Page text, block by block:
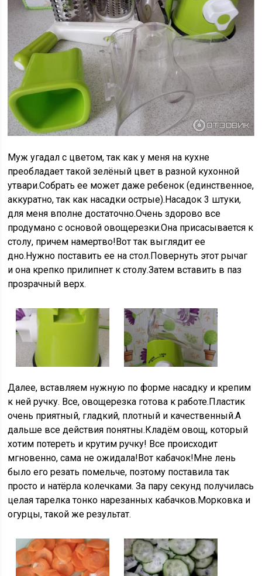
Муж угадал с цветом, так как у меня на кухне
преобладает такой зелёный цвет в разной кухонной
утвари.Собрать ее может даже ребенок (единственное,
аккуратно, так как насадки острые).Насадок 3 штуки,
для меня вполне достаточно.Очень здорово все
продумано с основой овощерезки.Она присасывается к
столу, причем намертво!Вот так выглядит ее
дно.Нужно поставить ее на стол.Повернуть этот рычаг
и она крепко прилипнет к столу.Затем вставить в паз
прозрачный верх.
Далее, вставляем нужную по форме насадку и крепим
к ней ручку. Все, овощерезка готова к работе.Пластик
очень приятный, гладкий, плотный и качественный.А
дальше все действия понятны.Кладём овощ, который
хотим потереть и крутим ручку! Все происходит
мгновенно, сама не ожидала!Вот кабачок!Мне лень
было его резать помельче, поэтому поставила так
просто и натёрла колечками. За пару секунд получилась
целая тарелка тонко нарезанных кабачков.Морковка и
огурцы, такой же результат.